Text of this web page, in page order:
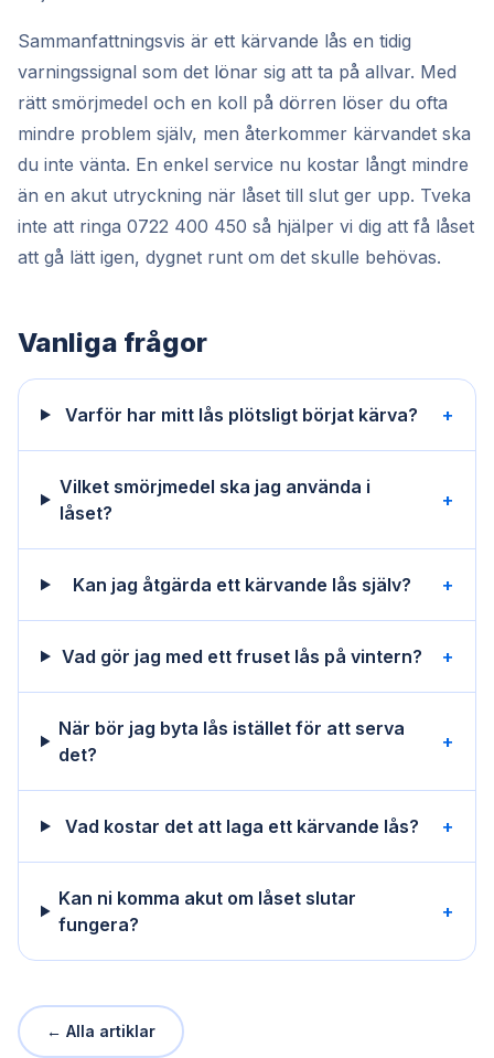
Sammanfattningsvis är ett kärvande lås en tidig
varningssignal som det lönar sig att ta på allvar. Med
rätt smörjmedel och en koll på dörren löser du ofta
mindre problem själv, men återkommer kärvandet ska
du inte vänta. En enkel service nu kostar långt mindre
än en akut utryckning när låset till slut ger upp. Tveka
inte att ringa 0722 400 450 så hjälper vi dig att få låset
att gå lätt igen, dygnet runt om det skulle behövas.
Vanliga frågor
Varför har mitt lås plötsligt börjat kärva? +
Vilket smörjmedel ska jag använda i
låset?
+
Kan jag åtgärda ett kärvande lås själv? +
Vad gör jag med ett fruset lås på vintern? +
När bör jag byta lås istället för att serva
det?
+
Vad kostar det att laga ett kärvande lås? +
Kan ni komma akut om låset slutar
fungera?
+
← Alla artiklar